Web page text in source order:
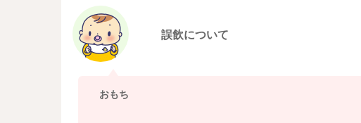
誤飲について
おもち